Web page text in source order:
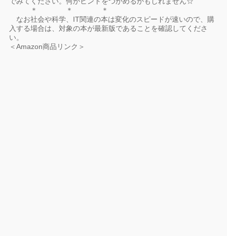
＊ ＊ ＊
なお社会や科学、IT関連の本は変化のスピードが速いので、購
入する場合は、対象の本が最新版であることを確認してくださ
い。
＜Amazon商品リンク＞